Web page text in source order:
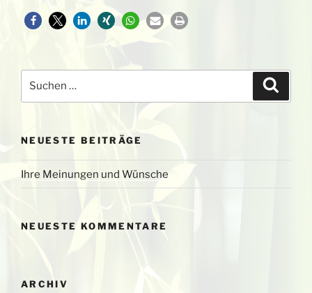
nach:
NEUESTE BEITRÄGE
Ihre Meinungen und Wünsche
NEUESTE KOMMENTARE
ARCHIV